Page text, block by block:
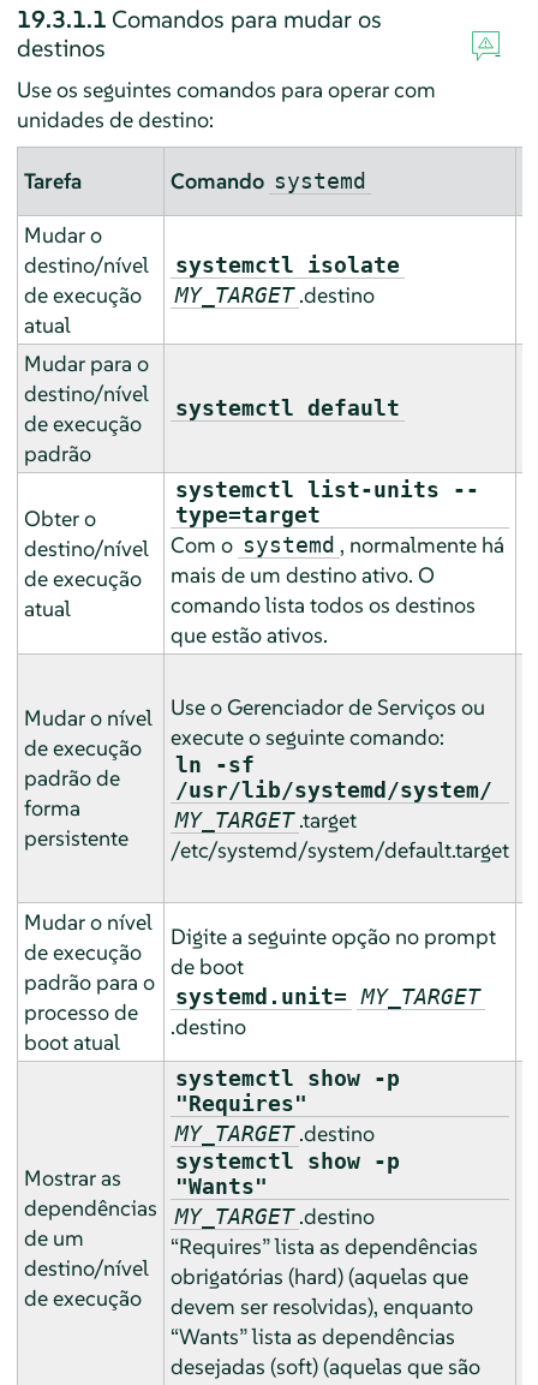
19.3.1.1 Comandos para mudar os
destinos
Use os seguintes comandos para operar com
unidades de destino:
Tarefa Comando systemd
Mudar o
destino/nível
de execução
atual
systemctl isolate
MY_TARGET .destino
Mudar para o
destino/nível
de execução
padrão
systemctl default
Obter o
destino/nível
de execução
atual
systemctl list-units --
type=target
Com o systemd , normalmente há
mais de um destino ativo. O
comando lista todos os destinos
que estão ativos.
Mudar o nível
de execução
padrão de
forma
persistente
Use o Gerenciador de Serviços ou
execute o seguinte comando:
ln -sf
/usr/lib/systemd/system/
MY_TARGET .target
/etc/systemd/system/default.target
Mudar o nível
de execução
padrão para o
processo de
boot atual
Digite a seguinte opção no prompt
de boot
systemd.unit= MY_TARGET
.destino
Mostrar as
dependências
de um
destino/nível
de execução
systemctl show -p
"Requires"
MY_TARGET .destino
systemctl show -p
"Wants"
MY_TARGET .destino
“Requires”lista as dependências
obrigatórias (hard) (aquelas que
devem ser resolvidas), enquanto
“Wants”lista as dependências
desejadas (soft) (aquelas que são